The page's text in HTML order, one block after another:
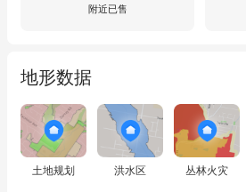
附近已售
地形数据
土地规划 洪水区 丛林火灾